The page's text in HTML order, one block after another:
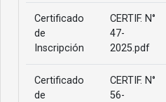
Certificado
de
Inscripción
CERTIF. N°
47-
2025.pdf
Certificado
de
CERTIF. N°
56-